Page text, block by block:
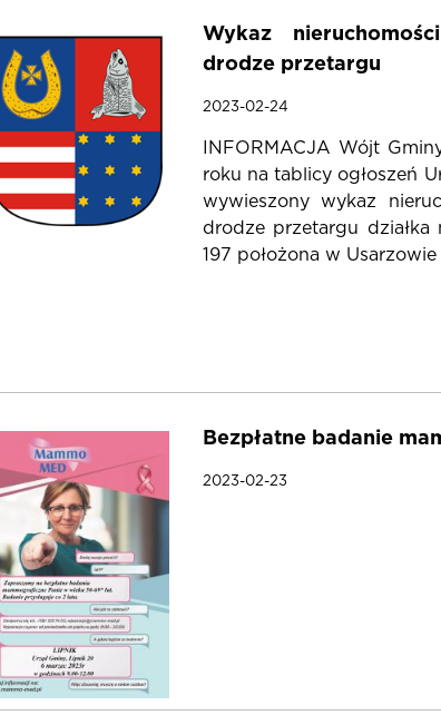
Wykaz
drodze przetargu
2023-02-24
INFORMACJA Wójt
roku na tablicy ogłoszeń
wywieszony wykaz
drodze przetargu
197 położona w
Bezpłatne badanie
2023-02-23